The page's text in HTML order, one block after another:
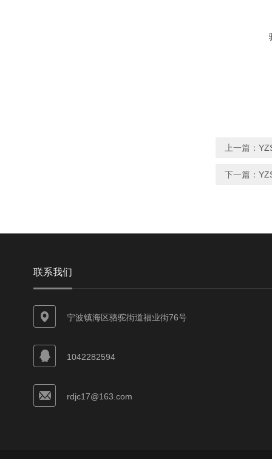
上一篇：
下一篇：
联系我们
宁波镇海区骆驼街道福业街76号
1042282594
rdjc17@163.com